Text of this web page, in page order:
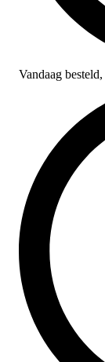
Vandaag besteld,